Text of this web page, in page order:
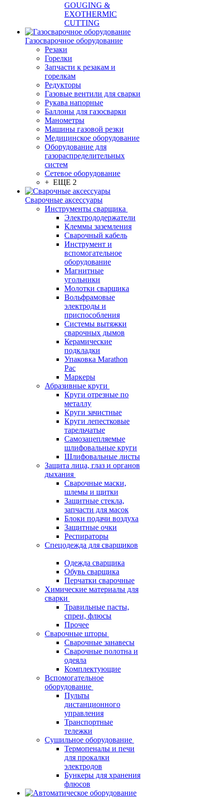
GOUGING &
EXOTHERMIC
CUTTING
Газосварочное оборудование
Резаки
Горелки
Запчасти к резакам и
горелкам
Редукторы
Газовые вентили для сварки
Рукава напорные
Баллоны для газосварки
Манометры
Машины газовой резки
Медицинское оборудование
Оборудование для
газораспределительных
систем
Сетевое оборудование
+ ЕЩЕ 2
Сварочные аксессуары
Инструменты сварщика
Электрододержатели
Клеммы заземления
Сварочный кабель
Инструмент и
вспомогательное
оборудование
Магнитные
угольники
Молотки сварщика
Вольфрамовые
электроды и
приспособления
Системы вытяжки
сварочных дымов
Керамические
подкладки
Упаковка Marathon
Pac
Маркеры
Абразивные круги
Круги отрезные по
металлу
Круги зачистные
Круги лепестковые
тарельчатые
Самозацепляемые
шлифовальные круги
Шлифовальные листы
Защита лица, глаз и органов
дыхания
Сварочные маски,
шлемы и щитки
Защитные стекла,
запчасти для масок
Блоки подачи воздуха
Защитные очки
Респираторы
Спецодежда для сварщиков
Одежда сварщика
Обувь сварщика
Перчатки сварочные
Химические материалы для
сварки
Травильные пасты,
спреи, флюсы
Прочее
Сварочные шторы
Сварочные занавесы
Сварочные полотна и
одеяла
Комплектующие
Вспомогательное
оборудование
Пульты
дистанционного
управления
Транспортные
тележки
Сушильное оборудование
Термопеналы и печи
для прокалки
электродов
Бункеры для хранения
флюсов